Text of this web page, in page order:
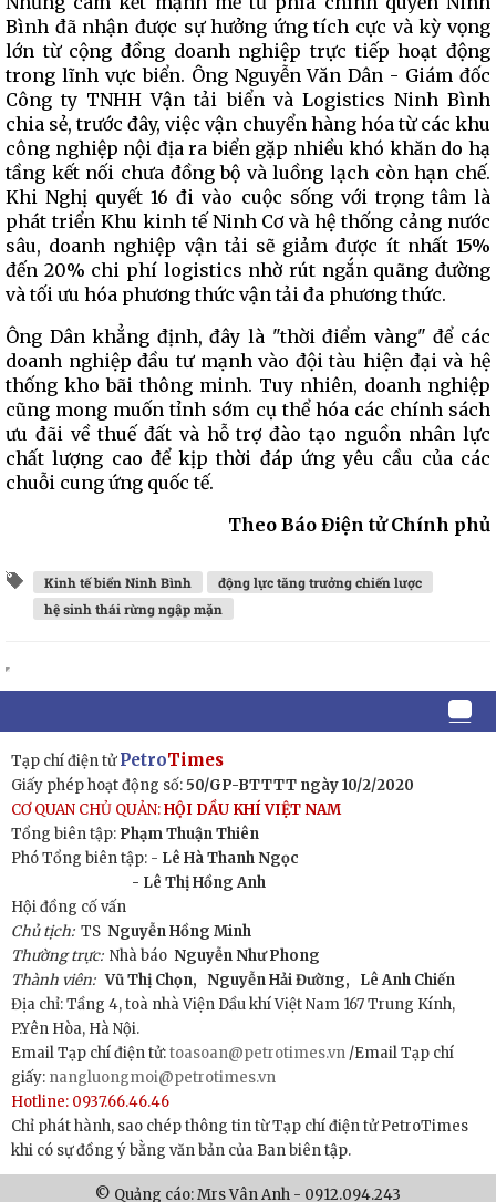
Bình đã nhận được sự hưởng ứng tích cực và kỳ vọng
lớn từ cộng đồng doanh nghiệp trực tiếp hoạt động
trong lĩnh vực biển. Ông Nguyễn Văn Dân - Giám đốc
Công ty TNHH Vận tải biển và Logistics Ninh Bình
chia sẻ, trước đây, việc vận chuyển hàng hóa từ các khu
công nghiệp nội địa ra biển gặp nhiều khó khăn do hạ
tầng kết nối chưa đồng bộ và luồng lạch còn hạn chế.
Khi Nghị quyết 16 đi vào cuộc sống với trọng tâm là
phát triển Khu kinh tế Ninh Cơ và hệ thống cảng nước
sâu, doanh nghiệp vận tải sẽ giảm được ít nhất 15%
đến 20% chi phí logistics nhờ rút ngắn quãng đường
và tối ưu hóa phương thức vận tải đa phương thức.
Ông Dân khẳng định, đây là "thời điểm vàng" để các
doanh nghiệp đầu tư mạnh vào đội tàu hiện đại và hệ
thống kho bãi thông minh. Tuy nhiên, doanh nghiệp
cũng mong muốn tỉnh sớm cụ thể hóa các chính sách
ưu đãi về thuế đất và hỗ trợ đào tạo nguồn nhân lực
chất lượng cao để kịp thời đáp ứng yêu cầu của các
chuỗi cung ứng quốc tế.
Theo Báo Điện tử Chính phủ
Kinh tế biển Ninh Bình
động lực tăng trưởng chiến lược
hệ sinh thái rừng ngập mặn
Tạp chí điện tửPetroTimes
Giấy phép hoạt động số: 50/GP-BTTTT ngày 10/2/2020
CƠ QUAN CHỦ QUẢN:HỘI DẦU KHÍ VIỆT NAM
Tổng biên tập: Phạm Thuận Thiên
Phó Tổng biên tập: - Lê Hà Thanh Ngọc
- Lê Thị Hồng Anh
Hội đồng cố vấn
Chủ tịch:TS Nguyễn Hồng Minh
Thường trực: Nhà báo Nguyễn Như Phong
Thành viên: Vũ Thị Chọn, Nguyễn Hải Đường,
Lê Anh Chiến
Địa chỉ: Tầng 4, toà nhà Viện Dầu khí Việt Nam 167 Trung Kính,
P.Yên Hòa, Hà Nội.
Email Tạp chí điện tử:toasoan@petrotimes.vn /Email Tạp chí
giấy: nangluongmoi@petrotimes.vn
Hotline: 0937.66.46.46
Chỉ phát hành, sao chép thông tin từ Tạp chí điện tử PetroTimes
khi có sự đồng ý bằng văn bản của Ban biên tập.
© Quảng cáo: Mrs Vân Anh - 0912.094.243